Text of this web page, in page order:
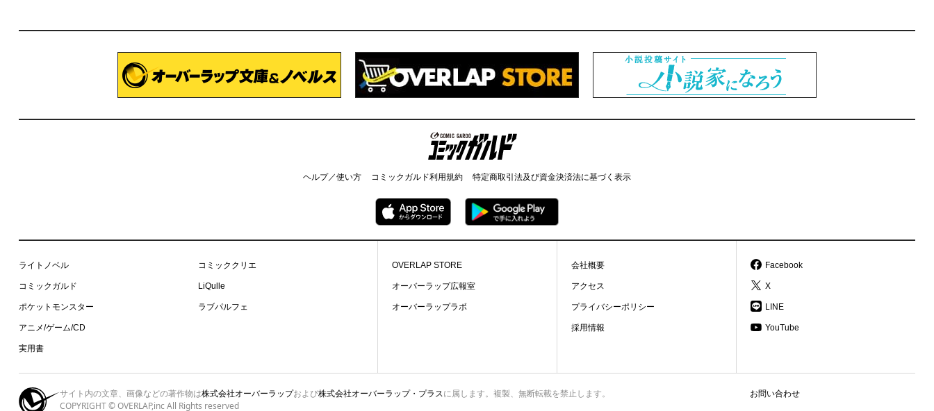
コミックガルド
ヘルプ／使い方 コミックガルド利用規約 特定商取引法及び資金決済法に基づく表示
ライトノベル
コミックガルド
ポケットモンスター
アニメ/ゲーム/CD
実用書
コミッククリエ
LiQulle
ラブパルフェ
OVERLAP STORE
オーバーラップ広報室
オーバーラップラボ
会社概要
アクセス
プライバシーポリシー
採用情報
Facebook
X
LINE
YouTube
お問い合わせ
サイト内の文章、画像などの著作物は株式会社オーバーラップおよび株式会社オーバーラップ・プラス に属します。複製、無断転載を禁止します。
COPYRIGHT © OVERLAP,inc All Rights reserved